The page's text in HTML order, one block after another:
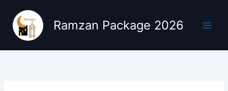
content
Ramzan Package 2026